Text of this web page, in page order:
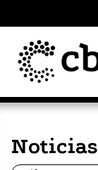
Noticias